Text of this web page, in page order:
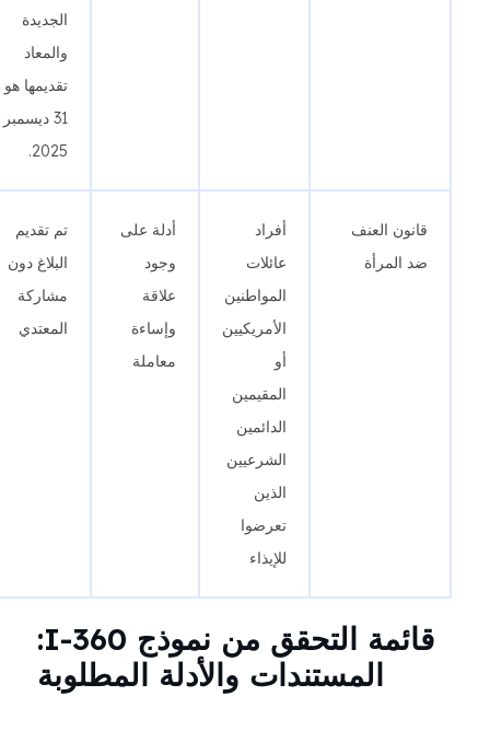
الجديدة
والمعاد
تقديمها هو
31 ديسمبر
2025.
قانون العنف
ضد المرأة
أفراد
عائلات
المواطنين
الأمريكيين
المقيمين
الدائمين
الشرعيين
الذين
تعرضوا
للإيذاء
أدلة على
وجود
علاقة
وإساءة
معاملة
تم تقديم
البلاغ دون
مشاركة
المعتدي
قائمة التحقق من نموذج I-360:
المستندات والأدلة المطلوبة